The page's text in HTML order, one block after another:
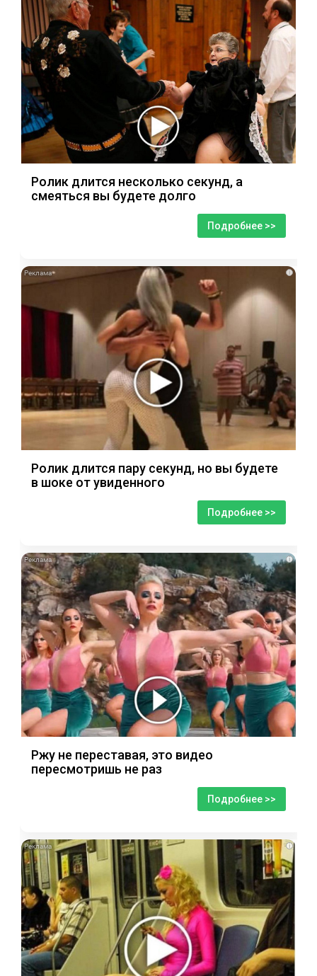
Ролик длится несколько секунд, а
смеяться вы будете долго
Подробнее >>
i
Ролик длится пару секунд, но вы будете
в шоке от увиденного
Подробнее >>
i
Ржу не переставая, это видео
пересмотришь не раз
Подробнее >>
i